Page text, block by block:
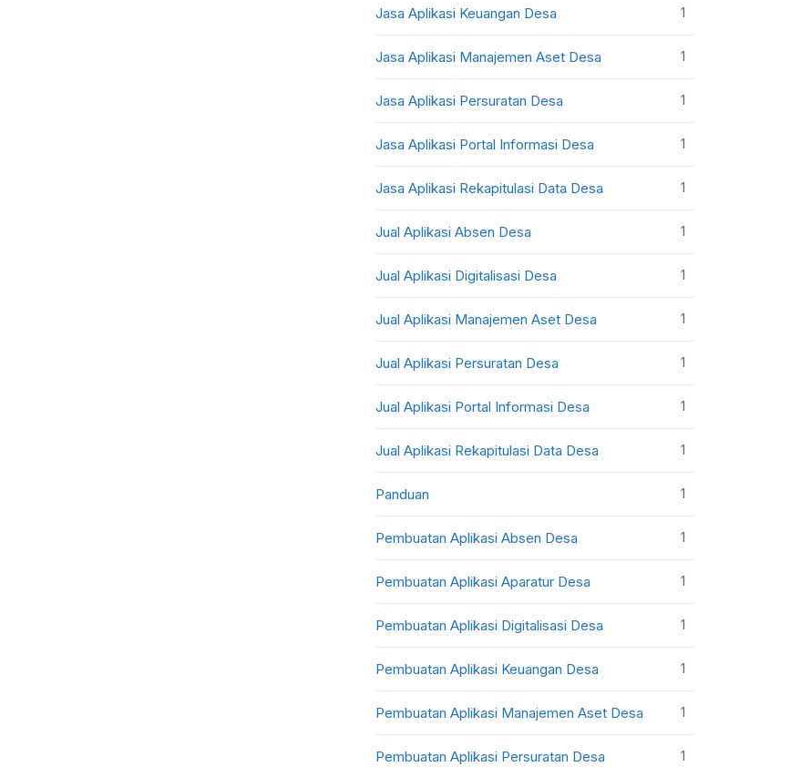
Jasa Aplikasi Keuangan Desa 1
Jasa Aplikasi Manajemen Aset Desa 1
Jasa Aplikasi Persuratan Desa 1
Jasa Aplikasi Portal Informasi Desa 1
Jasa Aplikasi Rekapitulasi Data Desa 1
Jual Aplikasi Absen Desa 1
Jual Aplikasi Digitalisasi Desa 1
Jual Aplikasi Manajemen Aset Desa 1
Jual Aplikasi Persuratan Desa 1
Jual Aplikasi Portal Informasi Desa 1
Jual Aplikasi Rekapitulasi Data Desa 1
Panduan 1
Pembuatan Aplikasi Absen Desa 1
Pembuatan Aplikasi Aparatur Desa 1
Pembuatan Aplikasi Digitalisasi Desa 1
Pembuatan Aplikasi Keuangan Desa 1
Pembuatan Aplikasi Manajemen Aset Desa 1
Pembuatan Aplikasi Persuratan Desa 1